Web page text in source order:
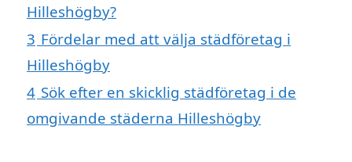
Hilleshögby?
3 Fördelar med att välja städföretag i
Hilleshögby
4 Sök efter en skicklig städföretag i de
omgivande städerna Hilleshögby